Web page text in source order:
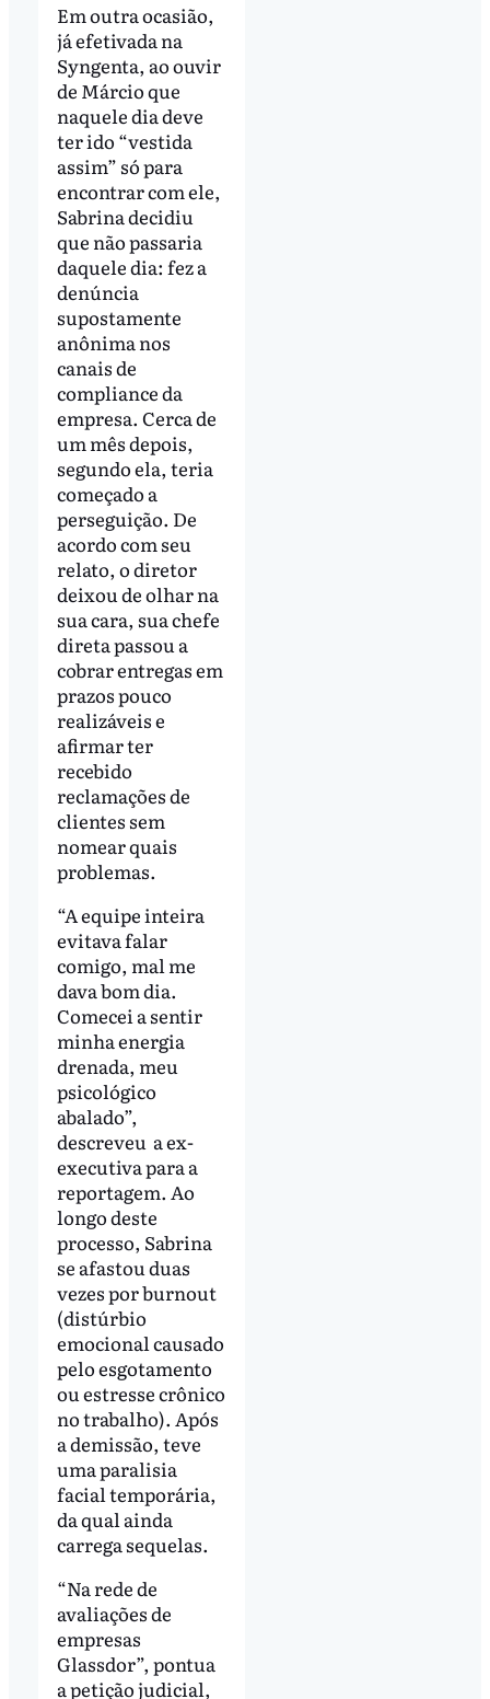
Em outra ocasião,
já efetivada na
Syngenta, ao ouvir
de Márcio que
naquele dia deve
ter ido “vestida
assim” só para
encontrar com ele,
Sabrina decidiu
que não passaria
daquele dia: fez a
denúncia
supostamente
anônima nos
canais de
compliance da
empresa. Cerca de
um mês depois,
segundo ela, teria
começado a
perseguição. De
acordo com seu
relato, o diretor
deixou de olhar na
sua cara, sua chefe
direta passou a
cobrar entregas em
prazos pouco
realizáveis e
afirmar ter
recebido
reclamações de
clientes sem
nomear quais
problemas.
“A equipe inteira
evitava falar
comigo, mal me
dava bom dia.
Comecei a sentir
minha energia
drenada, meu
psicológico
abalado”,
descreveu a ex-
executiva para a
reportagem. Ao
longo deste
processo, Sabrina
se afastou duas
vezes por burnout
(distúrbio
emocional causado
pelo esgotamento
ou estresse crônico
no trabalho). Após
a demissão, teve
uma paralisia
facial temporária,
da qual ainda
carrega sequelas.
“Na rede de
avaliações de
empresas
Glassdor”, pontua
a petição judicial,